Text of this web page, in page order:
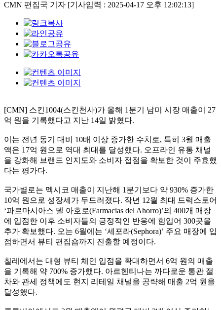
CMN 편집국 기자 [기사입력 : 2025-04-17 오후 12:02:13]
[CMN] 스킨1004(스킨천사)가 올해 1분기 남미 시장 매출이 27
억 원을 기록했다고 지난 14일 밝혔다.
이는 전년 동기 대비 10배 이상 증가한 수치로, 특히 3월 매출
액은 17억 원으로 역대 최대를 달성했다. 오프라인 유통 채널
을 강화해 브랜드 인지도와 소비자 접점을 확보한 것이 주효했
다는 평가다.
국가별로는 멕시코 매출이 지난해 1분기보다 약 930% 증가한
10억 원으로 성장세가 두드러졌다. 작년 12월 최대 드럭스토어
‘파르마시아스 델 아호로(Farmacias del Ahorro)’의 400개 매장
에 입점한 이후 소비자들의 긍정적인 반응에 힘입어 300곳을
추가 확보했다. 오는 6월에는 ‘세포라(Sephora)’ 주요 매장에 입
점하면서 뷰티 편집숍까지 진출할 예정이다.
칠레에서는 대형 뷰티 체인 입점을 확대하면서 6억 원의 매출
을 기록해 약 700% 증가했다. 아르헨티나는 까다로운 통관 절
차와 관세 정책에도 현지 리테일 채널을 공략해 매출 2억 원을
달성했다.